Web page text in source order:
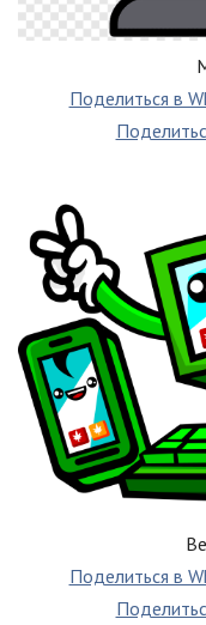
Поделиться в
Поделиться в